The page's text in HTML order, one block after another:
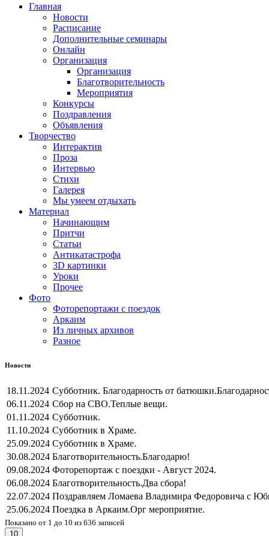
Главная
Новости
Расписание
Дополнительные семинары
Онлайн
Организация
Организация
Благотворительность
Мероприятия
Конкурсы
Поздравления
Объявления
Творчество
Интерактив
Проза
Интервью
Стихи
Галерея
Мы умеем отдыхать
Материал
Начинающим
Притчи
Статьи
Антикатастрофа
3D картинки
Уроки
Прочее
Фото
Фоторепортажи с поездок
Аркаим
Из личных архивов
Разное
Новости
18.11.2024 Субботник. Благодарность от батюшки.
06.11.2024 Сбор на СВО.Теплые вещи.
01.11.2024 Субботник.
11.10.2024 Субботник в Храме.
25.09.2024 Субботник в Храме.
30.08.2024 Благотворительность.Благодарю!
09.08.2024 Фоторепортаж с поездки - Август 2024.
06.08.2024 Благотворительность.Два сбора!
22.07.2024 Поздравляем Ломаева Владимира Федоровича с
25.06.2024 Поездка в Аркаим.Орг мероприятие.
Показано от 1 до 10 из 636 записей
10